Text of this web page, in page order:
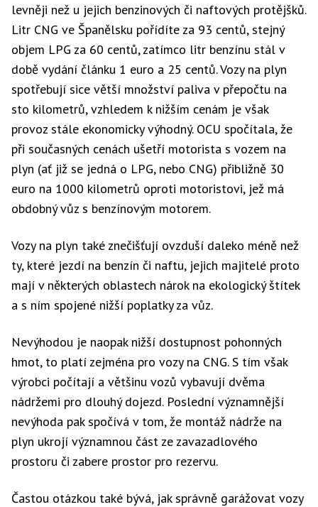
levněji než u jejich benzinových či naftových protějšků.
Litr CNG ve Španělsku pořídíte za 93 centů, stejný
objem LPG za 60 centů, zatímco litr benzínu stál v
době vydání článku 1 euro a 25 centů. Vozy na plyn
spotřebují sice větší množství paliva v přepočtu na
sto kilometrů, vzhledem k nižším cenám je však
provoz stále ekonomicky výhodný. OCU spočítala, že
při současných cenách ušetří motorista s vozem na
plyn (ať již se jedná o LPG, nebo CNG) přibližně 30
euro na 1000 kilometrů oproti motoristovi, jež má
obdobný vůz s benzínovým motorem.
Vozy na plyn také znečišťují ovzduší daleko méně než
ty, které jezdí na benzín či naftu, jejich majitelé proto
mají v některých oblastech nárok na ekologický štítek
a s ním spojené nižší poplatky za vůz.
Nevýhodou je naopak nižší dostupnost pohonných
hmot, to platí zejména pro vozy na CNG. S tím však
výrobci počítají a většinu vozů vybavují dvěma
nádržemi pro dlouhý dojezd. Poslední významnější
nevýhoda pak spočívá v tom, že montáž nádrže na
plyn ukrojí významnou část ze zavazadlového
prostoru či zabere prostor pro rezervu.
Častou otázkou také bývá, jak správně garážovat vozy